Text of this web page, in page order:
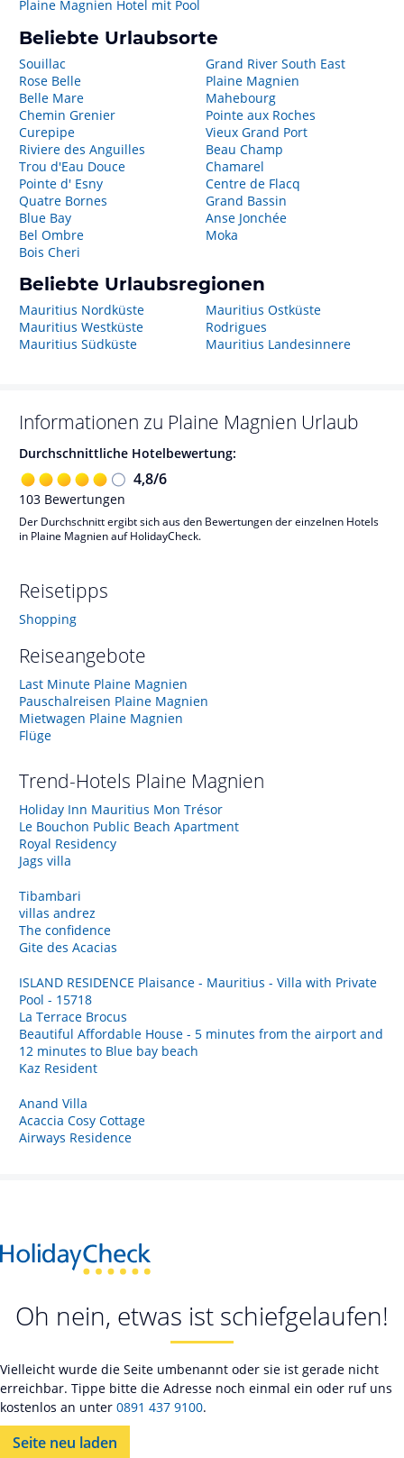
Plaine Magnien Hotel mit Pool
Beliebte Urlaubsorte
Souillac
Rose Belle
Belle Mare
Chemin Grenier
Curepipe
Riviere des Anguilles
Trou d'Eau Douce
Pointe d' Esny
Quatre Bornes
Blue Bay
Bel Ombre
Bois Cheri
Grand River South East
Plaine Magnien
Mahebourg
Pointe aux Roches
Vieux Grand Port
Beau Champ
Chamarel
Centre de Flacq
Grand Bassin
Anse Jonchée
Moka
Beliebte Urlaubsregionen
Mauritius Nordküste
Mauritius Westküste
Mauritius Südküste
Mauritius Ostküste
Rodrigues
Mauritius Landesinnere
Informationen zu Plaine Magnien Urlaub
Durchschnittliche Hotelbewertung:
4,8/6
103 Bewertungen
Der Durchschnitt ergibt sich aus den Bewertungen der einzelnen Hotels
in Plaine Magnien auf HolidayCheck.
Reisetipps
Shopping
Reiseangebote
Last Minute Plaine Magnien
Pauschalreisen Plaine Magnien
Mietwagen Plaine Magnien
Flüge
Trend-Hotels Plaine Magnien
Holiday Inn Mauritius Mon Trésor
Le Bouchon Public Beach Apartment
Royal Residency
Jags villa
Tibambari
villas andrez
The confidence
Gite des Acacias
ISLAND RESIDENCE Plaisance - Mauritius - Villa with Private
Pool - 15718
La Terrace Brocus
Beautiful Affordable House - 5 minutes from the airport and
12 minutes to Blue bay beach
Kaz Resident
Anand Villa
Acaccia Cosy Cottage
Airways Residence
Oh nein, etwas ist schiefgelaufen!
Vielleicht wurde die Seite umbenannt oder sie ist gerade nicht
erreichbar. Tippe bitte die Adresse noch einmal ein oder ruf uns
kostenlos an unter 0891 437 9100.
Seite neu laden